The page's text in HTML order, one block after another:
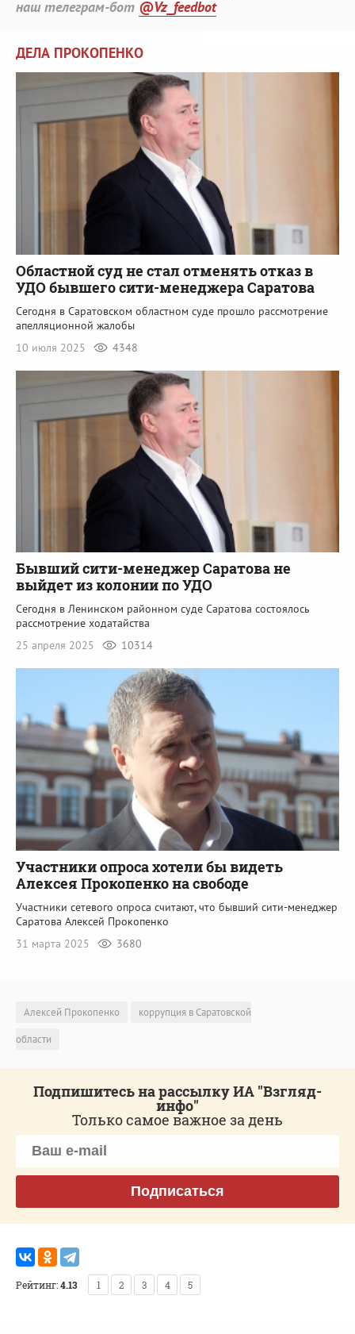
наш телеграм-бот @Vz_feedbot
ДЕЛА ПРОКОПЕНКО
Областной суд не стал отменять отказ в
УДО бывшего сити-менеджера Саратова
Сегодня в Саратовском областном суде прошло рассмотрение
апелляционной жалобы
10 июля 2025
4348
Бывший сити-менеджер Саратова не
выйдет из колонии по УДО
Сегодня в Ленинском районном суде Саратова состоялось
рассмотрение ходатайства
25 апреля 2025
10314
Участники опроса хотели бы видеть
Алексея Прокопенко на свободе
Участники сетевого опроса считают, что бывший сити-менеджер
Саратова Алексей Прокопенко
31 марта 2025
3680
Алексей Прокопенко
коррупция в Саратовской
области
Подпишитесь на рассылку ИА "Взгляд-
инфо"
Только самое важное за день
Подписаться
Рейтинг:4.13 1 2 3 4 5